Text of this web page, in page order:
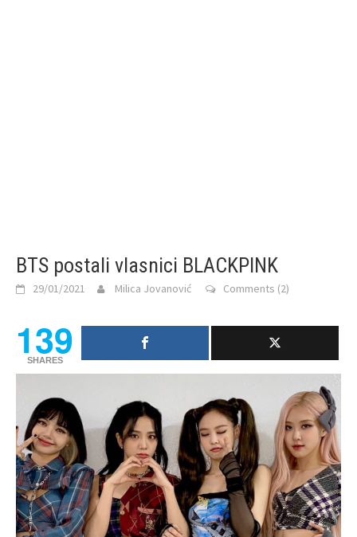
BTS postali vlasnici BLACKPINK
29/01/2021 Milica Jovanović Comments (2)
139
SHARES